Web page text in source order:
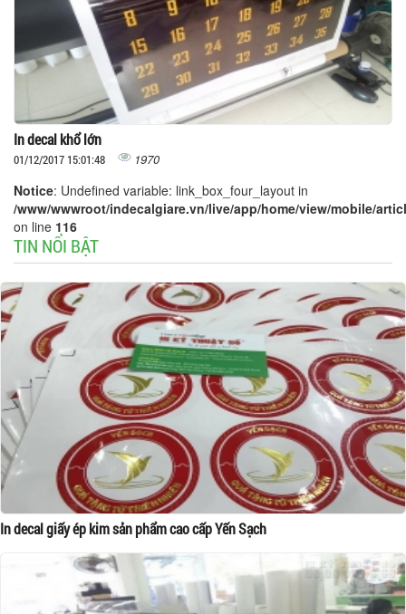
In decal khổ lớn
01/12/2017 15:01:48 1970
Notice: Undefined variable: link_box_four_layout in
/www/wwwroot/indecalgiare.vn/live/app/home/view/mobile/
on line 116
TIN NỔI BẬT
In decal giấy ép kim sản phẩm cao cấp Yến Sạch